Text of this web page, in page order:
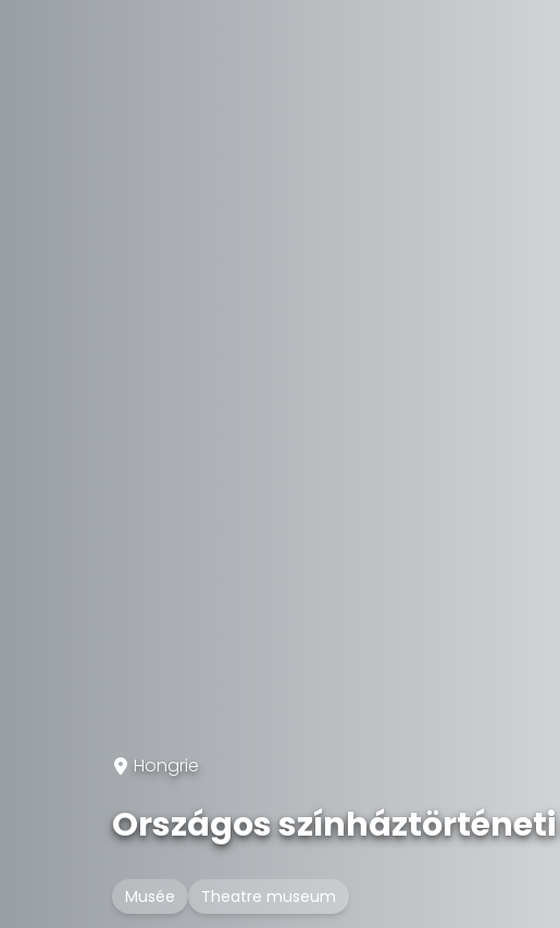
Hongrie
Országos
Musée Theatre museum